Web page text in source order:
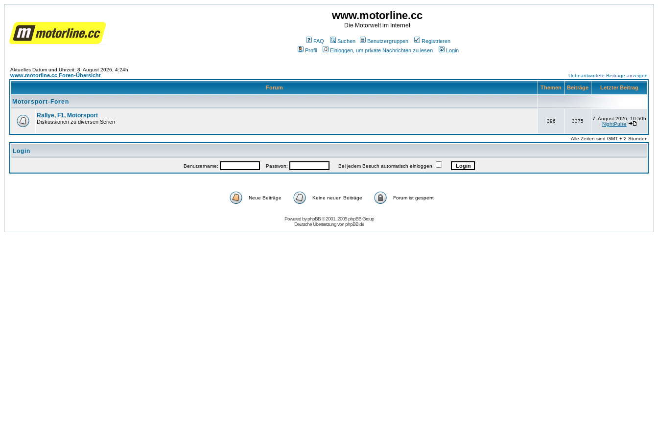
www.motorline.cc
Die Motorwelt im Internet
FAQ Suchen Benutzergruppen
Registrieren
Profil
Einloggen, um private Nachrichten zu lesen Login
Aktuelles Datum und Uhrzeit: 8. August 2026, 4:24h
www.motorline.cc Foren-Übersicht Unbeantwortete Beiträge anzeigen
Forum Themen Beiträge Letzter Beitrag
Motorsport-Foren
Rallye, F1, Motorsport
Diskussionen zu diversen Serien 396 3375
7. August 2026, 10:50h
NightPulse
Alle Zeiten sind GMT + 2 Stunden
Login
Benutzername: Passwort: Bei jedem Besuch automatisch einloggen
Neue Beiträge Keine neuen Beiträge Forum ist gesperrt
Powered byphpBB© 2001, 2005 phpBB Group
Deutsche Übersetzung vonphpBB.de